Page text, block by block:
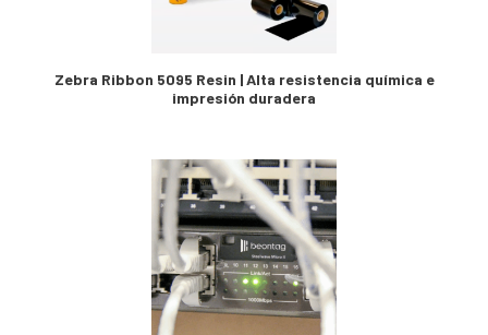
Zebra Ribbon 5095 Resin | Alta resistencia química e
impresión duradera